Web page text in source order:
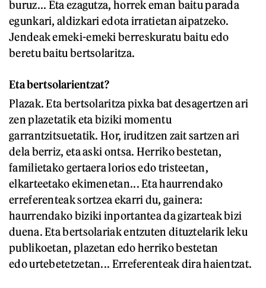
buruz... Eta ezagutza, horrek eman baitu parada
egunkari, aldizkari edota irratietan aipatzeko.
Jendeak emeki-emeki berreskuratu baitu edo
beretu baitu bertsolaritza.
Eta bertsolarientzat?
Plazak. Eta bertsolaritza pixka bat desagertzen ari
zen plazetatik eta biziki momentu
garrantzitsuetatik. Hor, iruditzen zait sartzen ari
dela berriz, eta aski ontsa. Herriko bestetan,
familietako gertaera lorios edo tristeetan,
elkarteetako ekimenetan... Eta haurrendako
erreferenteak sortzea ekarri du, gainera:
haurrendako biziki inportantea da gizarteak bizi
duena. Eta bertsolariak entzuten dituztelarik leku
publikoetan, plazetan edo herriko bestetan
edo urtebetetzetan... Erreferenteak dira haientzat.